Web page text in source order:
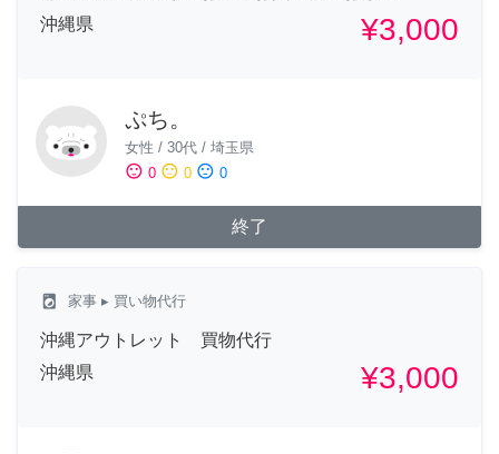
沖縄県
¥3,000
ぷち。
女性 / 30代 / 埼玉県
sentiment_satisfied 0 sentiment_neutral 0 sentiment_dissatisfied 0
終了
local_laundry_service 家事 ▸ 買い物代行
沖縄アウトレット 買物代行
沖縄県
¥3,000